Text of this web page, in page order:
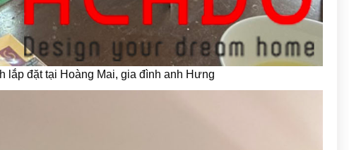
lắp đặt tại Hoàng Mai, gia đình anh Hưng